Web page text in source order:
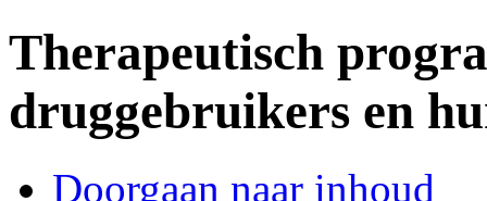
Therapeutisch
druggebruikers en
Doorgaan naar inhoud